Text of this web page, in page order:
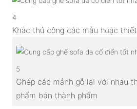
4
Khắc thủ công các mẫu hoặc
5
Ghép các mảnh gỗ lại với nhau
phẩm bán thành phẩm